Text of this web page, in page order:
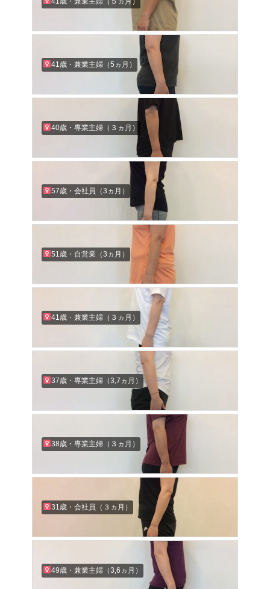
41歳・兼業主婦（5ヵ月）
40歳・専業主婦（３ヵ月）
57歳・会社員（3ヵ月）
51歳・自営業（3ヵ月）
41歳・兼業主婦（３ヵ月）
37歳・専業主婦（3,7ヵ月）
38歳・専業主婦（３ヵ月）
31歳・会社員（３ヵ月）
49歳・兼業主婦（3,6ヵ月）